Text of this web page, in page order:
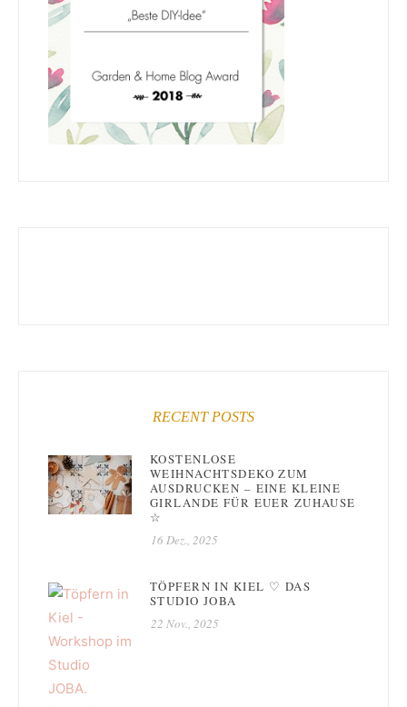
RECENT POSTS
KOSTENLOSE
WEIHNACHTSDEKO ZUM
AUSDRUCKEN – EINE KLEINE
GIRLANDE FÜR EUER ZUHAUSE
☆
16 Dez., 2025
TÖPFERN IN KIEL ♡ DAS
STUDIO JOBA
22 Nov., 2025